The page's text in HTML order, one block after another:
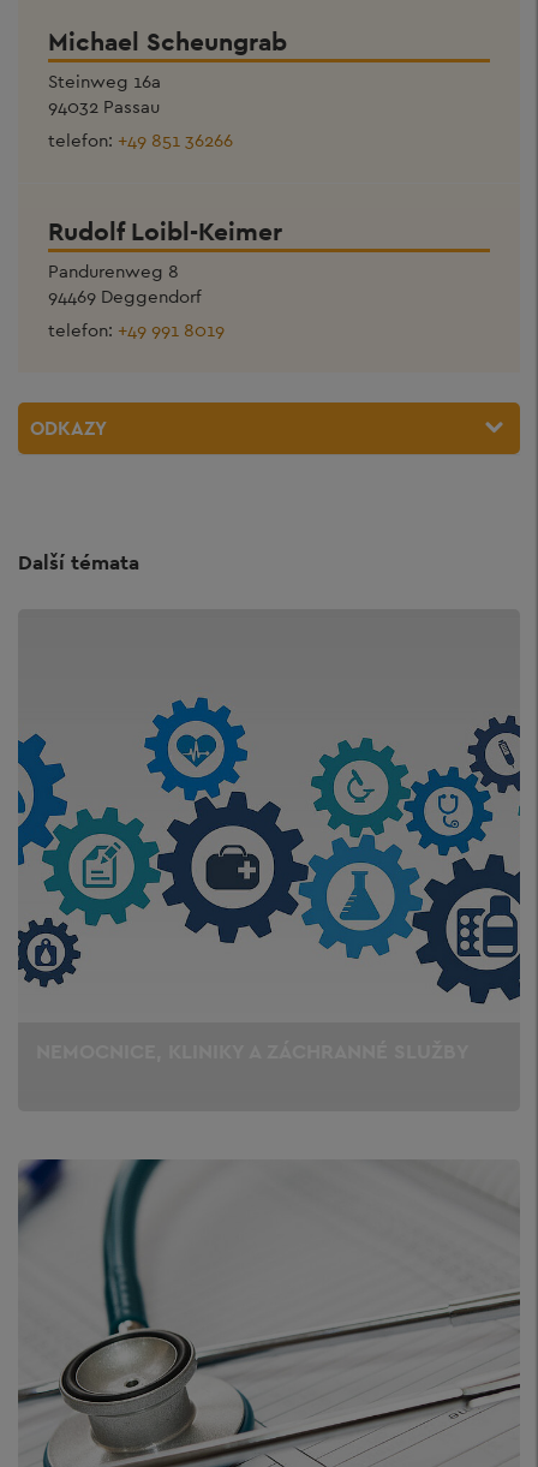
Michael Scheungrab
Steinweg 16a
94032 Passau
telefon: +49 851 36266
Rudolf Loibl-Keimer
Pandurenweg 8
94469 Deggendorf
telefon: +49 991 8019
ODKAZY
Další témata